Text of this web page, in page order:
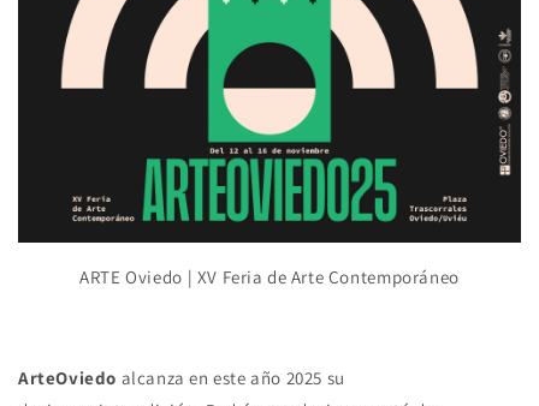
ARTE Oviedo | XV Feria de Arte Contemporáneo
ArteOviedo alcanza en este año 2025 su